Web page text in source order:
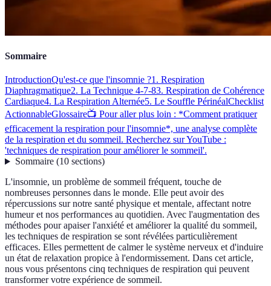
Sommaire
IntroductionQu'est-ce que l'insomnie ?1. Respiration
Diaphragmatique2. La Technique 4-7-83. Respiration de Cohérence
Cardiaque4. La Respiration Alternée5. Le Souffle PérinéalChecklist
ActionnableGlossaire📺 Pour aller plus loin : *Comment pratiquer
efficacement la respiration pour l'insomnie*, une analyse complète
de la respiration et du sommeil. Recherchez sur YouTube :
'techniques de respiration pour améliorer le sommeil'.
Sommaire(10 sections)
L'insomnie, un problème de sommeil fréquent, touche de
nombreuses personnes dans le monde. Elle peut avoir des
répercussions sur notre santé physique et mentale, affectant notre
humeur et nos performances au quotidien. Avec l'augmentation des
méthodes pour apaiser l'anxiété et améliorer la qualité du sommeil,
les techniques de respiration se sont révélées particulièrement
efficaces. Elles permettent de calmer le système nerveux et d'induire
un état de relaxation propice à l'endormissement. Dans cet article,
nous vous présentons cinq techniques de respiration qui peuvent
transformer votre expérience de sommeil.